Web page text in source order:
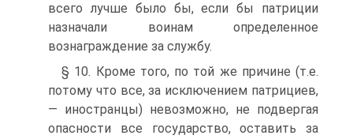
всего лучше было бы, если бы патриции
назначали воинам определенное
вознаграждение за службу.
§ 10. Кроме того, по той же причине (т.е.
потому что все, за исключением патрициев,
— иностранцы) невозможно, не подвергая
опасности все государство, оставить за